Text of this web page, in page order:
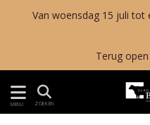
Van woensdag 15 juli tot
Terug open op
MENU ZOEKEN